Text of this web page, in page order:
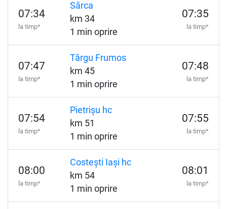
07:34
la timp*
Sârca
km 34
1 min oprire
07:35
la timp*
07:47
la timp*
Târgu Frumos
km 45
1 min oprire
07:48
la timp*
07:54
la timp*
Pietrișu hc
km 51
1 min oprire
07:55
la timp*
08:00
la timp*
Costești Iași hc
km 54
1 min oprire
08:01
la timp*